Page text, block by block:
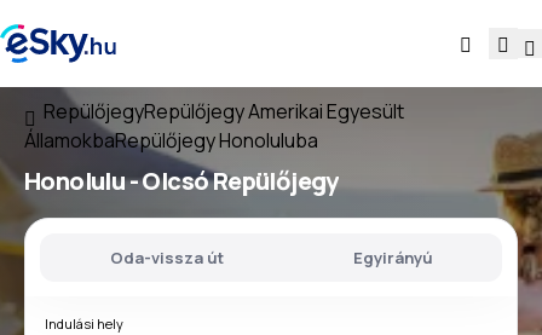
RepülőjegyRepülőjegy Amerikai Egyesült
ÁllamokbaRepülőjegy Honoluluba
Honolulu - Olcsó Repülőjegy
Oda-vissza út Egyirányú
Indulási hely